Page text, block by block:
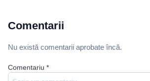
Comentarii
Nu există comentarii aprobate încă.
Comentariu *